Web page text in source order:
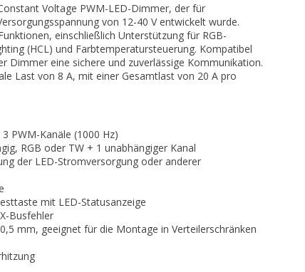
Voltage PWM-LED-Dimmer, der für
von 12-40 V entwickelt wurde.
einschließlich Unterstützung für RGB-
(HCL) und Farbtemperatursteuerung. Kompatibel
Dimmer eine sichere und zuverlässige Kommunikation.
Last von 8 A, mit einer Gesamtlast von 20 A pro
PWM-Kanäle (1000 Hz)
RGB oder TW + 1 unabhängiger Kanal
der LED-Stromversorgung oder anderer
mit LED-Statusanzeige
Busfehler
mm, geeignet für die Montage in Verteilerschränken